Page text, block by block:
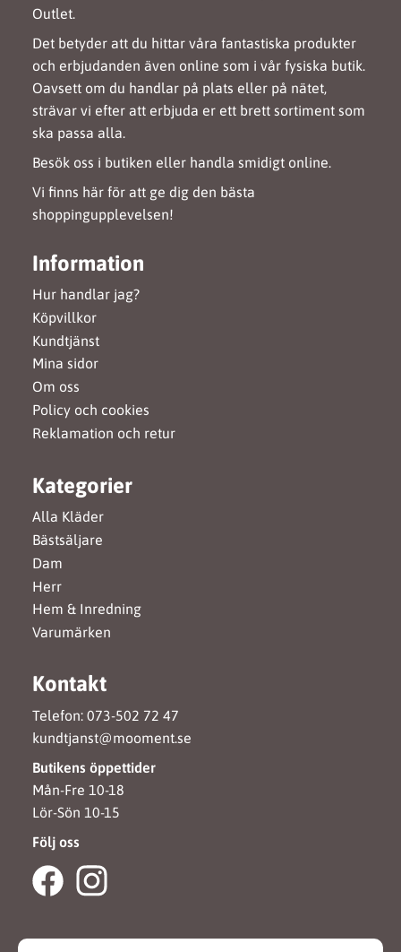
Outlet.
Det betyder att du hittar våra fantastiska produkter
och erbjudanden även online som i vår fysiska butik.
Oavsett om du handlar på plats eller på nätet,
strävar vi efter att erbjuda er ett brett sortiment som
ska passa alla.
Besök oss i butiken eller handla smidigt online.
Vi finns här för att ge dig den bästa
shoppingupplevelsen!
Information
Hur handlar jag?
Köpvillkor
Kundtjänst
Mina sidor
Om oss
Policy och cookies
Reklamation och retur
Kategorier
Alla Kläder
Bästsäljare
Dam
Herr
Hem & Inredning
Varumärken
Kontakt
Telefon: 073-502 72 47
kundtjanst@mooment.se
Butikens öppettider
Mån-Fre 10-18
Lör-Sön 10-15
Följ oss